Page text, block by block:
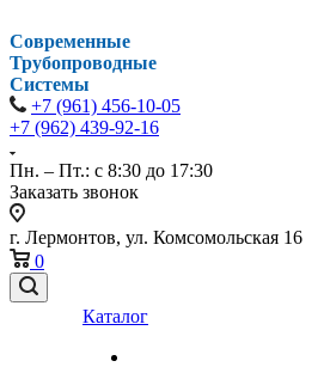
Современные
Трубопроводные
Системы
+7 (961) 456-10-05
+7 (962) 439-92-16
Пн. – Пт.: с 8:30 до 17:30
Заказать звонок
г. Лермонтов, ул. Комсомольская 16
0
Каталог